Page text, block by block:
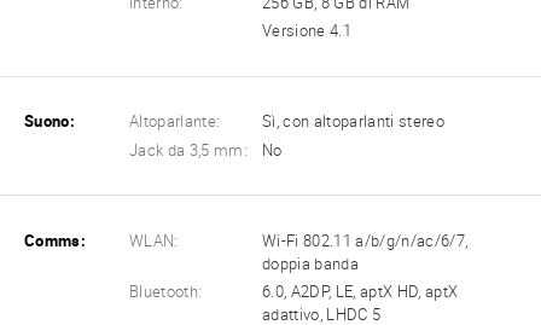
Versione 4.1
Suono: Altoparlante:
Sì, con altoparlanti stereo
Jack da 3,5 mm:
No
Comms: WLAN:
Wi-Fi 802.11 a/b/g/n/ac/6/7,
doppia banda
Bluetooth:
6.0, A2DP, LE, aptX HD, aptX
adattivo, LHDC 5